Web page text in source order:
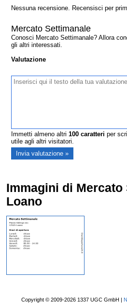
Nessuna recensione. Recensisci per
Mercato Settimanale
Conosci Mercato Settimanale? Allora
gli altri interessati.
Valutazione
Immetti almeno altri100 caratteri per
utile agli altri visitatori.
Immagini di Mercato
Loano
Copyright © 2009-2026 1337 UGC GmbH |